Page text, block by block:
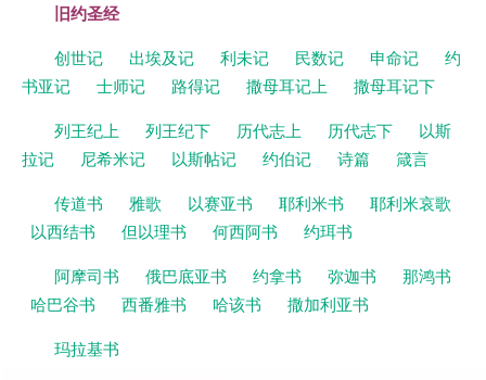
旧约圣经
创世记 出埃及记 利未记 民数记 申命记
约
书亚记
士师记 路得记 撒母耳记上
撒母耳记下
列王纪上
列王纪下 历代志上 历代志下
以斯
拉记
尼希米记 以斯帖记 约伯记 诗篇
箴言
传道书
雅歌 以赛亚书 耶利米书
耶利米哀歌
以西结书
但以理书 何西阿书
约珥书
阿摩司书
俄巴底亚书 约拿书 弥迦书
那鸿书
哈巴谷书
西番雅书 哈该书
撒加利亚书
玛拉基书